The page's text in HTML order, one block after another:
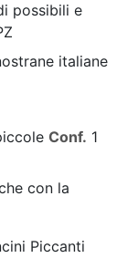
possibili e
italiane
Conf. 1
con la
Piccanti